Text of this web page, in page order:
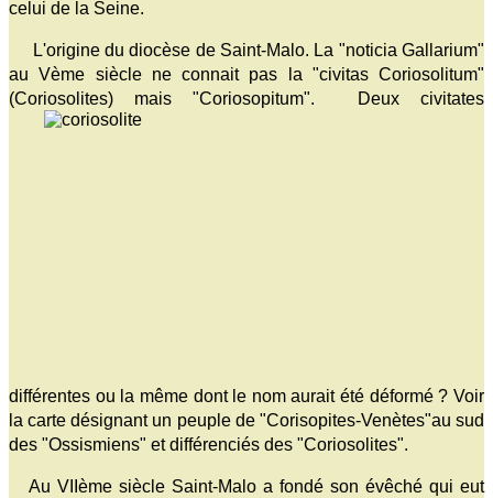
celui de la Seine.
L'origine du diocèse de Saint-Malo. La "noticia Gallarium"
au Vème siècle ne connait pas la "civitas Coriosolitum"
(Coriosolites) mais "Coriosopitum".
Deux civitates
différentes ou la même dont le nom aurait été déformé ? Voir
la carte désignant un peuple de "Corisopites-Venètes"au sud
des "Ossismiens" et différenciés des "Coriosolites".
Au VIIème siècle Saint-Malo a fondé son évêché qui eut